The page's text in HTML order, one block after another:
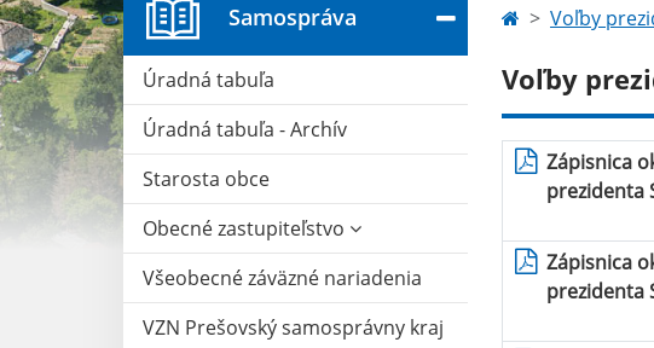
Samospráva
Úradná tabuľa
Úradná tabuľa - Archív
Starosta obce
Obecné zastupiteľstvo
Všeobecné záväzné nariadenia
VZN Prešovský samosprávny kraj
Voľby
Voľby
Zápisnica
prezidenta
Zápisnica
prezidenta